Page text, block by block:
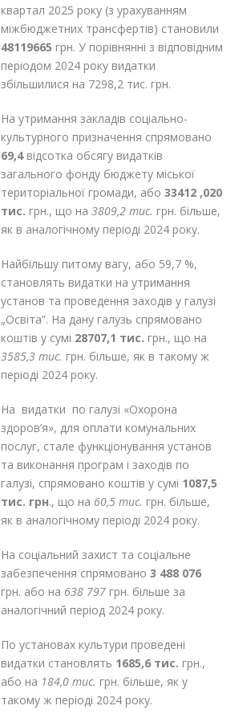
квартал 2025 року (з урахуванням
міжбюджетних трансфертів) становили
48119665 грн. У порівнянні з відповідним
періодом 2024 року видатки
збільшилися на 7298,2 тис. грн.
На утримання закладів соціально-
культурного призначення спрямовано
69,4відсотка обсягу видатків
загального фонду бюджету міської
територіальної громади, або 33412 ,020
тис. грн., що на 3809,2 тис. грн. більше,
як в аналогічному періоді 2024 року.
Найбільшу питому вагу, або 59,7 %,
становлять видатки на утримання
установ та проведення заходів у галузі
„Освіта”. На дану галузь спрямовано
коштів у сумі 28707,1 тис. грн., що на
3585,3 тис. грн. більше, як в такому ж
періоді 2024 року.
На видатки по галузі «Охорона
здоров’я», для оплати комунальних
послуг, стале функціонування установ
та виконання програм і заходів по
галузі, спрямовано коштів у сумі 1087,5
тис. грн., що на 60,5 тис. грн. більше,
як в аналогічному періоді 2024 року.
На соціальний захист та соціальне
забезпечення спрямовано 3 488 076
грн. або на 638 797 грн. більше за
аналогічний період 2024 року.
По установах культури проведені
видатки становлять 1685,6 тис. грн.,
або на 184,0 тис. грн. більше, як у
такому ж періоді 2024 року.